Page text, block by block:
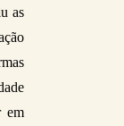
as
em